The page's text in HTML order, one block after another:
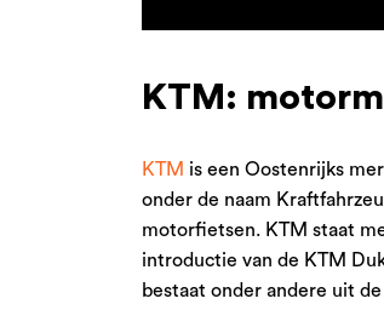
KTM:
KTM is een Oostenrijks
onder de naam
motorfietsen. KTM staat
introductie van de KTM
bestaat onder andere uit